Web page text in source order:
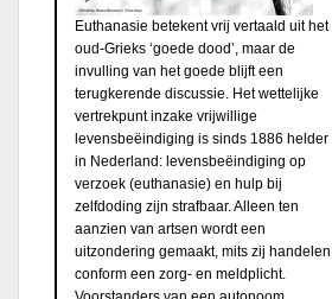
Euthanasie betekent vrij vertaald uit het
oud-Grieks ‘goede dood’, maar de
invulling van het goede blijft een
terugkerende discussie. Het wettelijke
vertrekpunt inzake vrijwillige
levensbeëindiging is sinds 1886 helder
in Nederland: levensbeëindiging op
verzoek (euthanasie) en hulp bij
zelfdoding zijn strafbaar. Alleen ten
aanzien van artsen wordt een
uitzondering gemaakt, mits zij handelen
conform een zorg- en meldplicht.